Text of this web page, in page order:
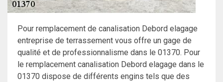
Pour remplacement de canalisation Debord elagage
entreprise de terrassement vous offre un gage de
qualité et de professionnalisme dans le 01370. Pour
le remplacement canalisation Debord elagage dans le
01370 dispose de différents engins tels que des